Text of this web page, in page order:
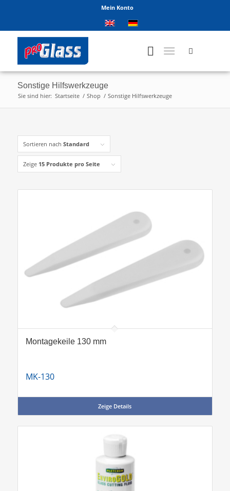
Mein Konto
Sonstige Hilfswerkzeuge
Sie sind hier: Startseite / Shop / Sonstige Hilfswerkzeuge
Sortieren nach Standard
Zeige 15 Produkte pro Seite
Montagekeile 130 mm
MK-130
Zeige Details